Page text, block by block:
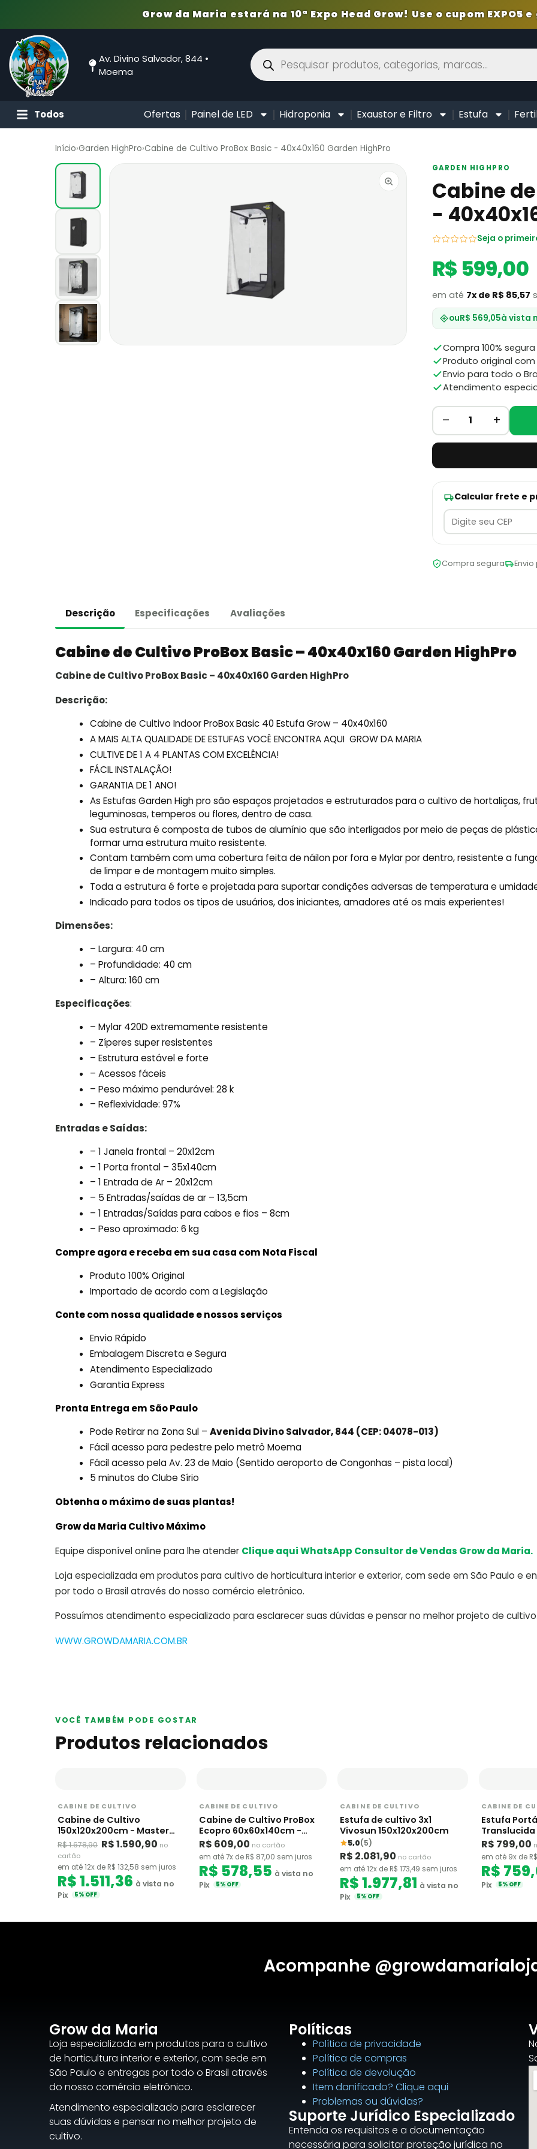
Grow da Maria estará na 10ª Expo Head Grow! Use o cupom EXPO5
Av. Divino Salvador, 844 •
Moema
Todos Ofertas Painel de LED Hidroponia Exaustor e Filtro Estufa
Início›Garden HighPro›Cabine de Cultivo ProBox Basic - 40x40x160 Garden HighPro
GARDEN HIGHPRO
Cabine
-
Seja o
R$ 599,00
em até 7x de R$ 85,57
ouR$ 569,05à vista
Compra 100%
Produto original
Envio para todo o
Atendimento
– 1 +
Calcular frete e
Compra segura
Descrição Especificações Avaliações
Cabine de Cultivo ProBox Basic – 40x40x160 Garden HighPro
Cabine de Cultivo ProBox Basic – 40x40x160 Garden HighPro
Descrição:
Cabine de Cultivo Indoor ProBox Basic 40 Estufa Grow – 40x40x160
A MAIS ALTA QUALIDADE DE ESTUFAS VOCÊ ENCONTRA AQUI GROW DA MARIA
CULTIVE DE 1 A 4 PLANTAS COM EXCELÊNCIA!
FÁCIL INSTALAÇÃO!
GARANTIA DE 1 ANO!
As Estufas Garden High pro são espaços projetados e estruturados para o cultivo de hortaliças,
leguminosas, temperos ou flores, dentro de casa.
Sua estrutura é composta de tubos de alumínio que são interligados por meio de peças de
formar uma estrutura muito resistente.
Contam também com uma cobertura feita de náilon por fora e Mylar por dentro, resistente a
de limpar e de montagem muito simples.
Toda a estrutura é forte e projetada para suportar condições adversas de temperatura e
Indicado para todos os tipos de usuários, dos iniciantes, amadores até os mais experientes!
Dimensões:
– Largura: 40 cm
– Profundidade: 40 cm
– Altura: 160 cm
Especificações:
– Mylar 420D extremamente resistente
– Zíperes super resistentes
– Estrutura estável e forte
– Acessos fáceis
– Peso máximo pendurável: 28 k
– Reflexividade: 97%
Entradas e Saídas:
– 1 Janela frontal – 20x12cm
– 1 Porta frontal – 35x140cm
– 1 Entrada de Ar – 20x12cm
– 5 Entradas/saídas de ar – 13,5cm
– 1 Entradas/Saídas para cabos e fios – 8cm
– Peso aproximado: 6 kg
Compre agora e receba em sua casa com Nota Fiscal
Produto 100% Original
Importado de acordo com a Legislação
Conte com nossa qualidade e nossos serviços
Envio Rápido
Embalagem Discreta e Segura
Atendimento Especializado
Garantia Express
Pronta Entrega em São Paulo
Pode Retirar na Zona Sul –Avenida Divino Salvador, 844 (CEP: 04078-013)
Fácil acesso para pedestre pelo metrô Moema
Fácil acesso pela Av. 23 de Maio (Sentido aeroporto de Congonhas – pista local)
5 minutos do Clube Sírio
Obtenha o máximo de suas plantas!
Grow da Maria Cultivo Máximo
Equipe disponível online para lhe atender Clique aqui WhatsApp Consultor de Vendas Grow da Maria.
Loja especializada em produtos para cultivo de horticultura interior e exterior, com sede em São Paulo e
por todo o Brasil através do nosso comércio eletrônico.
Possuímos atendimento especializado para esclarecer suas dúvidas e pensar no melhor projeto de cultivo.
WWW.GROWDAMARIA.COM.BR
VOCÊ TAMBÉM PODE GOSTAR
Produtos relacionados
CABINE DE CULTIVO
Cabine de Cultivo
150x120x200cm - Master
Plants
R$ 1.678,90 R$ 1.590,90 no
cartão
em até 12x de R$ 132,58 sem juros
R$ 1.511,36 à vista no
Pix
5% OFF
CABINE DE CULTIVO
Cabine de Cultivo ProBox
Ecopro 60x60x140cm -
Garden HighPro
R$ 609,00 no cartão
em até 7x de R$ 87,00 sem juros
R$ 578,55 à vista no
Pix
5% OFF
CABINE DE CULTIVO
Estufa de cultivo 3x1
Vivosun 150x120x200cm
5,0(5)
R$ 2.081,90 no cartão
em até 12x de R$ 173,49 sem juros
R$ 1.977,81 à vista no
Pix
5% OFF
CABINE DE
Estufa
Translucida
R$ 799,00
em até 9x de
R$
Pix
5% OFF
Acompanhe
Grow da Maria
Loja especializada em produtos para o cultivo
de horticultura interior e exterior, com sede em
São Paulo e entregas por todo o Brasil através
do nosso comércio eletrônico.
Atendimento especializado para esclarecer
suas dúvidas e pensar no melhor projeto de
cultivo.
Políticas
Política de privacidade
Política de compras
Política de devolução
Item danificado? Clique aqui
Problemas ou dúvidas?
Suporte Jurídico Especializado
Entenda os requisitos e a documentação
necessária para solicitar proteção jurídica no